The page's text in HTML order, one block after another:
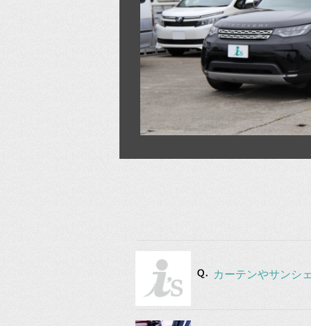
カーテンやサンシ